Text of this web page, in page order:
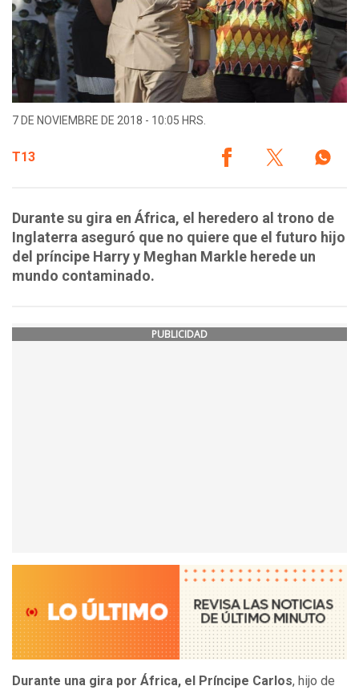
7 DE NOVIEMBRE DE 2018 - 10:05 HRS.
T13
Durante su gira en África, el heredero al trono de
Inglaterra aseguró que no quiere que el futuro hijo
del príncipe Harry y Meghan Markle herede un
mundo contaminado.
PUBLICIDAD
Durante una gira por África, el Príncipe Carlos, hijo de